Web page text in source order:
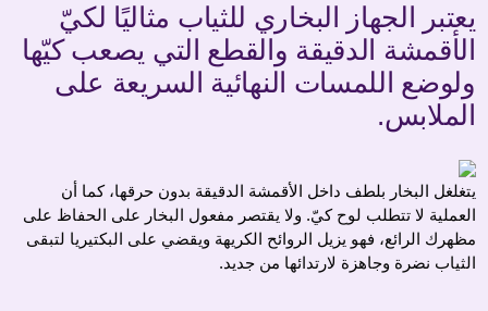
يعتبر الجهاز البخاري للثياب مثاليًا لكيّ
الأقمشة الدقيقة والقطع التي يصعب كيّها
ولوضع اللمسات النهائية السريعة على
الملابس.
يتغلغل البخار بلطف داخل الأقمشة الدقيقة بدون حرقها، كما أن
العملية لا تتطلب لوح كيّ. ولا يقتصر مفعول البخار على الحفاظ على
مظهرك الرائع، فهو يزيل الروائح الكريهة ويقضي على البكتيريا لتبقى
الثياب نضرة وجاهزة لارتدائها من جديد.